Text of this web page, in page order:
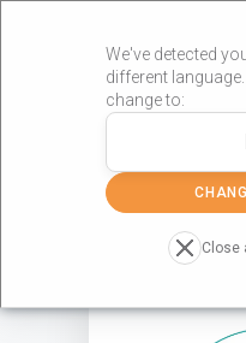
We've detected
different
change to:
Close
»